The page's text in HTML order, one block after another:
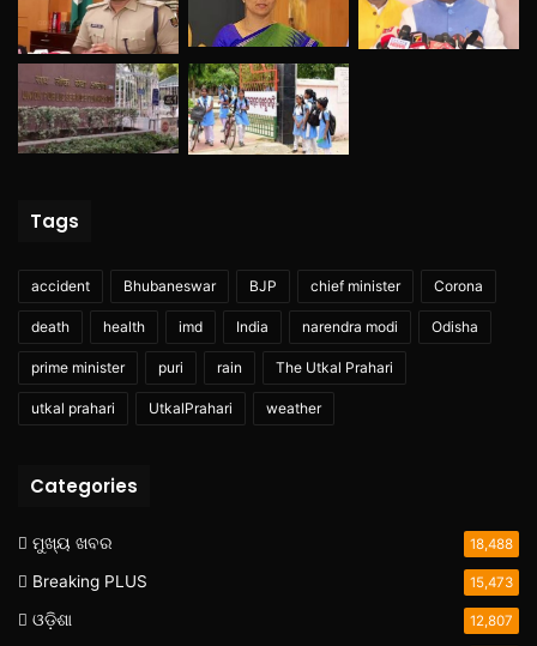
Tags
accident Bhubaneswar BJP chief minister Corona
death health imd India narendra modi Odisha
prime minister puri rain The Utkal Prahari
utkal prahari UtkalPrahari weather
Categories
ମୁଖ୍ୟ ଖବର 18,488
Breaking PLUS 15,473
ଓଡ଼ିଶା 12,807